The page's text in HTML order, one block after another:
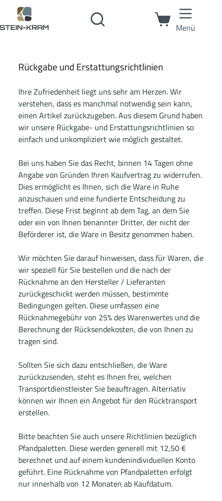
Menü
Rückgabe und Erstattungsrichtlinien
Ihre Zufriedenheit liegt uns sehr am Herzen. Wir
verstehen, dass es manchmal notwendig sein kann,
einen Artikel zurückzugeben. Aus diesem Grund haben
wir unsere Rückgabe- und Erstattungsrichtlinien so
einfach und unkompliziert wie möglich gestaltet.
Bei uns haben Sie das Recht, binnen 14 Tagen ohne
Angabe von Gründen Ihren Kaufvertrag zu widerrufen.
Dies ermöglicht es Ihnen, sich die Ware in Ruhe
anzuschauen und eine fundierte Entscheidung zu
treffen. Diese Frist beginnt ab dem Tag, an dem Sie
oder ein von Ihnen benannter Dritter, der nicht der
Beförderer ist, die Ware in Besitz genommen haben.
Wir möchten Sie darauf hinweisen, dass für Waren, die
wir speziell für Sie bestellen und die nach der
Rücknahme an den Hersteller / Lieferanten
zurückgeschickt werden müssen, bestimmte
Bedingungen gelten. Diese umfassen eine
Rücknahmegebühr von 25% des Warenwertes und die
Berechnung der Rücksendekosten, die von Ihnen zu
tragen sind.
Sollten Sie sich dazu entschließen, die Ware
zurückzusenden, steht es Ihnen frei, welchen
Transportdienstleister Sie beauftragen. Alternativ
können wir Ihnen ein Angebot für den Rücktransport
erstellen.
Bitte beachten Sie auch unsere Richtlinien bezüglich
Pfandpaletten. Diese werden generell mit 12,50 €
berechnet und auf einem kundenindividuellen Konto
geführt. Eine Rücknahme von Pfandpaletten erfolgt
nur innerhalb von 12 Monaten ab Kaufdatum.